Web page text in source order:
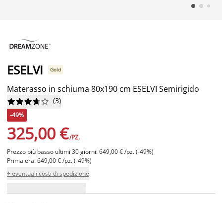
ESELVI Gold
Materasso in schiuma 80x190 cm ESELVI Semirigido





 (3)
-49%
325,00 €/PZ.
Prezzo più basso ultimi 30 giorni: 649,00 € /pz. (-49%)
Prima era: 649,00 € /pz. (-49%)
+ eventuali costi di spedizione